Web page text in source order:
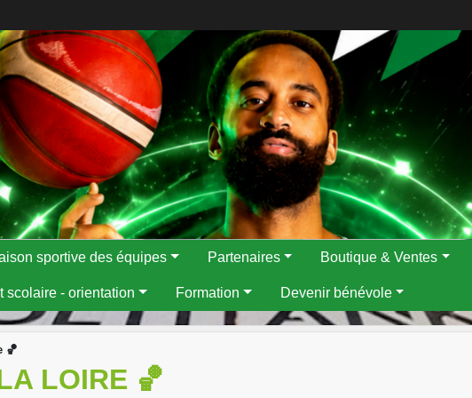
sportive des équipes Partenaires Boutique & Ventes
scolaire - orientation Formation Devenir bénévole
🏀
LOIRE 🏀